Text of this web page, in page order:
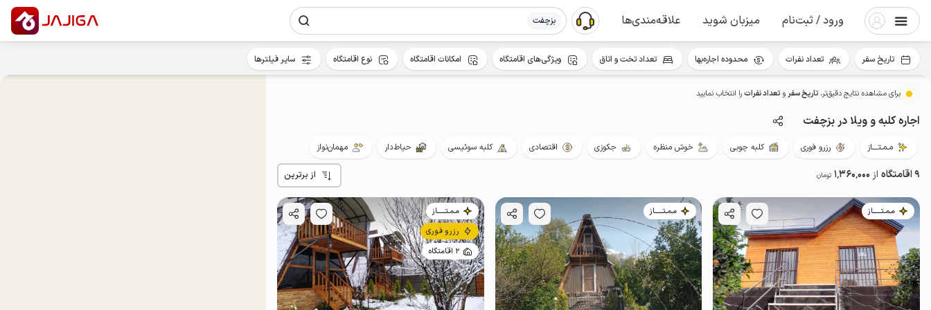
ورود / ثبت‌نام میزبان شوید علاقه‌مندی‌ها بزچفت
برای مشاهده نتایج دقیق‌تر، تاریخ سفرو تعداد نفراترا انتخاب نمایید
اجاره کلبه و ویلا در بزچفت
مـمـتــــاز رزرو فوری کلبه چوبی خوش منظره جکوزی اقتصادی کلبه سوئیسی حیاط‌دار مهمان‌نواز
9 اقامتگاه از 1٬360٬000 تومان از برترین
مـمـتــــــاز مـمـتــــــاز
مـمـتــــــاز
رزرو فوری
2 اقامتگاه
تاریخ سفر تعداد نفرات محدوده اجاره‌بها تعداد تخت و اتاق ویژگی‌های اقامتگاه امکانات اقامتگاه نوع اقامتگاه سایر فیلترها